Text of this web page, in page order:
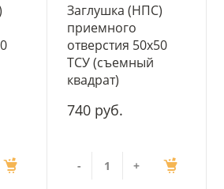
Заглушка (НПС)
приемного
отверстия 50х50
ТСУ (съемный
квадрат)
740 руб.
- +